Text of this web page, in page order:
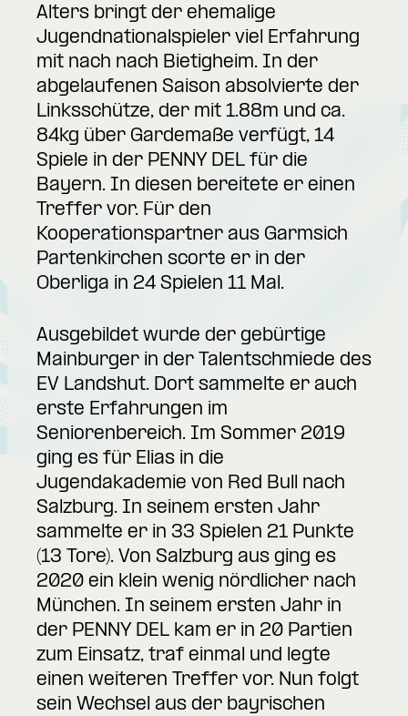
Alters bringt der ehemalige
Jugendnationalspieler viel Erfahrung
mit nach nach Bietigheim. In der
abgelaufenen Saison absolvierte der
Linksschütze, der mit 1.88m und ca.
84kg über Gardemaße verfügt, 14
Spiele in der PENNY DEL für die
Bayern. In diesen bereitete er einen
Treffer vor. Für den
Kooperationspartner aus Garmsich
Partenkirchen scorte er in der
Oberliga in 24 Spielen 11 Mal.
Ausgebildet wurde der gebürtige
Mainburger in der Talentschmiede des
EV Landshut. Dort sammelte er auch
erste Erfahrungen im
Seniorenbereich. Im Sommer 2019
ging es für Elias in die
Jugendakademie von Red Bull nach
Salzburg. In seinem ersten Jahr
sammelte er in 33 Spielen 21 Punkte
(13 Tore). Von Salzburg aus ging es
2020 ein klein wenig nördlicher nach
München. In seinem ersten Jahr in
der PENNY DEL kam er in 20 Partien
zum Einsatz, traf einmal und legte
einen weiteren Treffer vor. Nun folgt
sein Wechsel aus der bayrischen